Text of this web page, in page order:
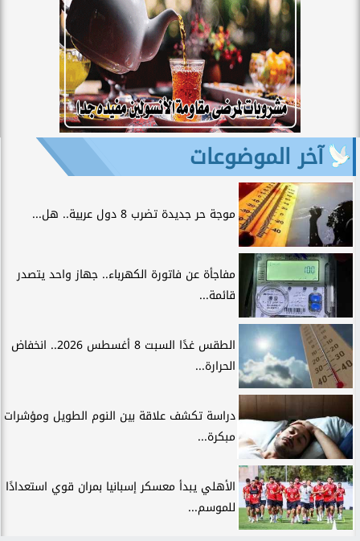
آخر الموضوعات
موجة حر جديدة تضرب 8 دول عربية.. هل...
مفاجأة عن فاتورة الكهرباء.. جهاز واحد يتصدر
قائمة...
الطقس غدًا السبت 8 أغسطس 2026.. انخفاض
الحرارة...
دراسة تكشف علاقة بين النوم الطويل ومؤشرات
مبكرة...
الأهلي يبدأ معسكر إسبانيا بمران قوي استعدادًا
للموسم...